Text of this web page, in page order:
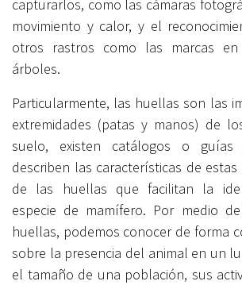
capturarlos, como las cámaras
movimiento y calor, y el
otros rastros como las marcas
árboles.
Particularmente, las huellas son las
extremidades (patas y manos) de
suelo, existen catálogos o guías
describen las características de estas
de las huellas que facilitan la
especie de mamífero. Por medio
huellas, podemos conocer de forma
sobre la presencia del animal en un
el tamaño de una población, sus